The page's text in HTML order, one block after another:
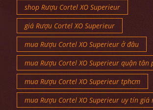
shop Rượu Cortel XO Superieur
giá Rượu Cortel XO Superieur
mua Rượu Cortel XO Superieur ở đâu
mua Rượu Cortel XO Superieur quận tân
mua Rượu Cortel XO Superieur tphcm
mua Rượu Cortel XO Superieur uy tín giá